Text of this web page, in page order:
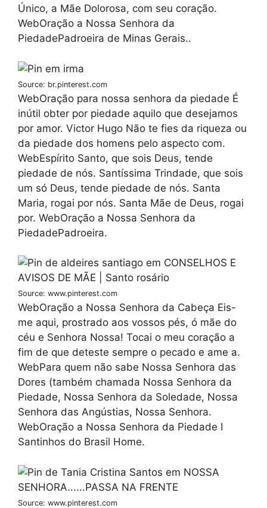
Único, a Mãe Dolorosa, com seu coração.
WebOração a Nossa Senhora da
PiedadePadroeira de Minas Gerais..
Source: br.pinterest.com
WebOração para nossa senhora da piedade É
inútil obter por piedade aquilo que desejamos
por amor. Victor Hugo Não te fies da riqueza ou
da piedade dos homens pelo aspecto com.
WebEspírito Santo, que sois Deus, tende
piedade de nós. Santíssima Trindade, que sois
um só Deus, tende piedade de nós. Santa
Maria, rogai por nós. Santa Mãe de Deus, rogai
por. WebOração a Nossa Senhora da
PiedadePadroeira.
Source: www.pinterest.com
WebOração a Nossa Senhora da Cabeça Eis-
me aqui, prostrado aos vossos pés, ó mãe do
céu e Senhora Nossa! Tocai o meu coração a
fim de que deteste sempre o pecado e ame a.
WebPara quem não sabe Nossa Senhora das
Dores (também chamada Nossa Senhora da
Piedade, Nossa Senhora da Soledade, Nossa
Senhora das Angústias, Nossa Senhora.
WebOração a Nossa Senhora da Piedade I
Santinhos do Brasil Home.
Source: www.pinterest.com